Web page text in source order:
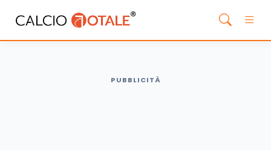
PUBBLICITÀ